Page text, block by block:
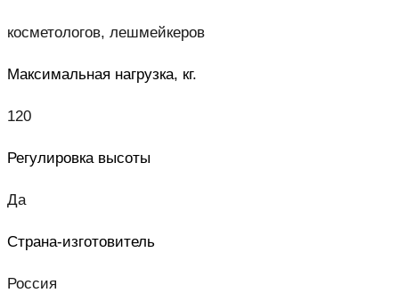
косметологов, лешмейкеров
Максимальная нагрузка, кг.
120
Регулировка высоты
Да
Страна-изготовитель
Россия